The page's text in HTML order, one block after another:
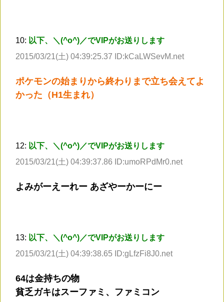
10: 以下、＼(^o^)／でVIPがお送りします
2015/03/21(土) 04:39:25.37 ID:kCaLWSevM.net
ポケモンの始まりから終わりまで立ち会えてよ
かった（H1生まれ）
12: 以下、＼(^o^)／でVIPがお送りします
2015/03/21(土) 04:39:37.86 ID:umoRPdMr0.net
よみがーえーれー あざやーかーにー
13: 以下、＼(^o^)／でVIPがお送りします
2015/03/21(土) 04:39:38.65 ID:gLfzFi8J0.net
64は金持ちの物
貧乏ガキはスーファミ、ファミコン